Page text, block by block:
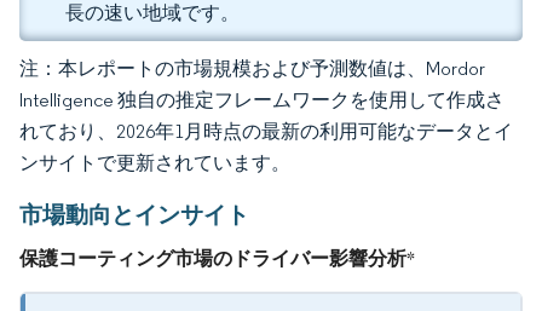
長の速い地域です。
注：本レポートの市場規模および予測数値は、Mordor
Intelligence 独自の推定フレームワークを使用して作成さ
れており、2026年1月時点の最新の利用可能なデータとイ
ンサイトで更新されています。
市場動向とインサイト
保護コーティング市場のドライバー影響分析*